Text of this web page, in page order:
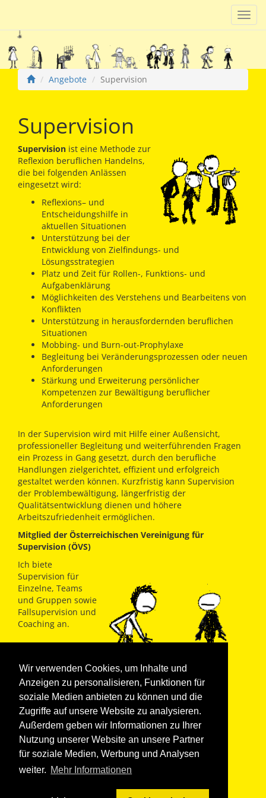
Wir verwenden Cookies, um Inhalte und
Anzeigen zu personalisieren, Funktionen für
soziale Medien anbieten zu können und die
Zugriffe auf unsere Website zu analysieren.
Außerdem geben wir Informationen zu Ihrer
Nutzung unserer Website an unsere Partner
für soziale Medien, Werbung und Analysen
weiter. Mehr Informationen
Angebote Supervision
Supervision
Supervision ist eine Methode zur
Reflexion beruflichen Handelns,
die bei folgenden Anlässen
eingesetzt wird:
Reflexions– und
Entscheidungshilfe in
aktuellen Situationen
Unterstützung bei der
Entwicklung von Zielfindungs- und
Lösungsstrategien
Platz und Zeit für Rollen-, Funktions- und
Aufgabenklärung
Möglichkeiten des Verstehens und Bearbeitens von
Konflikten
Unterstützung in herausfordernden beruflichen
Situationen
Mobbing- und Burn-out-Prophylaxe
Begleitung bei Veränderungsprozessen oder neuen
Anforderungen
Stärkung und Erweiterung persönlicher
Kompetenzen zur Bewältigung beruflicher
Anforderungen
In der Supervision wird mit Hilfe einer Außensicht,
professioneller Begleitung und weiterführenden Fragen
ein Prozess in Gang gesetzt, durch den berufliche
Handlungen zielgerichtet, effizient und erfolgreich
gestaltet werden können. Kurzfristig kann Supervision
der Problembewältigung, längerfristig der
Qualitätsentwicklung dienen und höhere
Arbeitszufriedenheit ermöglichen.
Mitglied der Österreichischen Vereinigung für
Supervision (ÖVS)
Ich biete
Supervision für
Einzelne, Teams
und Gruppen sowie
Fallsupervision und
Coaching an.
Adoptiveltern. (Plan
B)
MAG. TANJA MAYR-NOWAK
Impressum Datenschutzerklärung